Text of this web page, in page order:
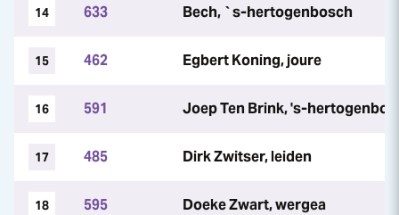
14 633 Bech, `s-hertogenbosch
15 462 Egbert Koning, joure
16 591 Joep Ten Brink, 's-
17 485 Dirk Zwitser, leiden
18 595 Doeke Zwart, wergea